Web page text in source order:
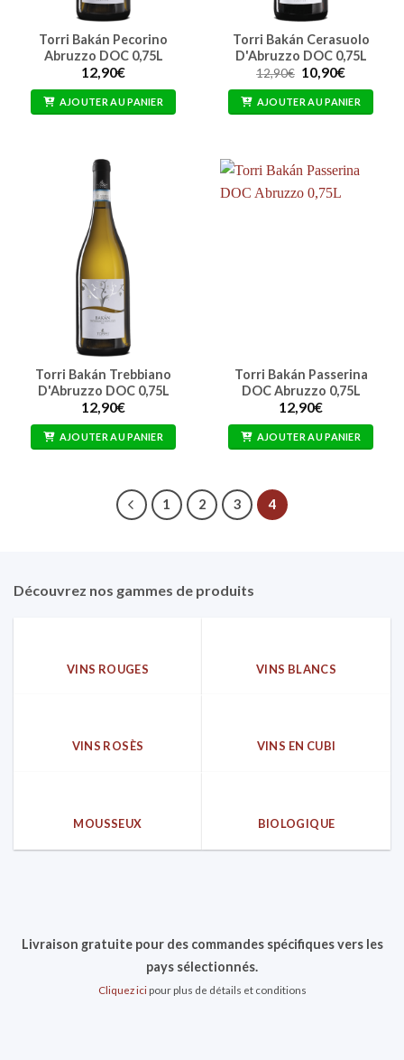
Torri Bakán Pecorino
Abruzzo DOC 0,75L
12,90€
AJOUTER AU PANIER
Torri Bakán Cerasuolo
D'Abruzzo DOC 0,75L
12,90€ Le
prix
initial
était :
10,90€Le
actuel
est :
AJOUTER AU PANIER
Torri Bakán Trebbiano
D'Abruzzo DOC 0,75L
12,90€
AJOUTER AU PANIER
Torri Bakán Passerina
DOC Abruzzo 0,75L
12,90€
AJOUTER AU PANIER
1 2 3 4
Découvrez nos gammes de produits
VINS ROUGES VINS BLANCS
VINS ROSÈS VINS EN CUBI
MOUSSEUX BIOLOGIQUE
Livraison gratuite pour des commandes spécifiques vers les
pays sélectionnés.
Cliquez icipour plus de détails et conditions